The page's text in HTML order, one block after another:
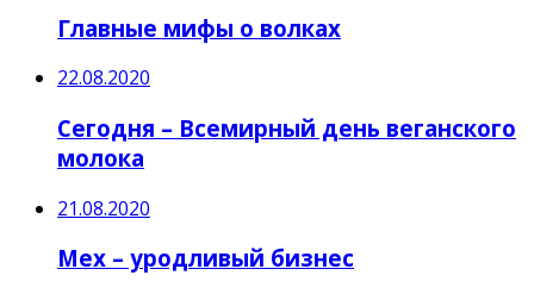
Главные мифы о волках
22.08.2020
Сегодня – Всемирный день веганского
молока
21.08.2020
Мех – уродливый бизнес